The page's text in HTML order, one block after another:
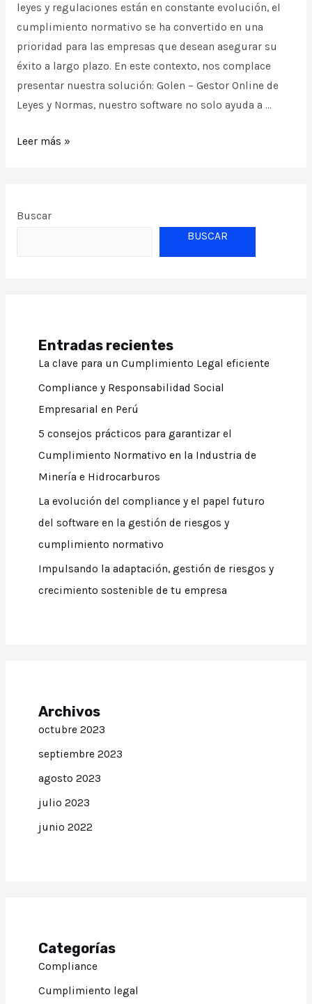
leyes y regulaciones están en constante evolución, el
cumplimiento normativo se ha convertido en una
prioridad para las empresas que desean asegurar su
éxito a largo plazo. En este contexto, nos complace
presentar nuestra solución: Golen – Gestor Online de
Leyes y Normas, nuestro software no solo ayuda a …
Impulsando
de
Leer más »
Buscar
BUSCAR
Entradas recientes
La clave para un Cumplimiento Legal eficiente
Compliance y Responsabilidad Social
Empresarial en Perú
5 consejos prácticos para garantizar el
Cumplimiento Normativo en la Industria de
Minería e Hidrocarburos
La evolución del compliance y el papel futuro
del software en la gestión de riesgos y
cumplimiento normativo
Impulsando la adaptación, gestión de riesgos y
crecimiento sostenible de tu empresa
Archivos
octubre 2023
septiembre 2023
agosto 2023
julio 2023
junio 2022
Categorías
Compliance
Cumplimiento legal